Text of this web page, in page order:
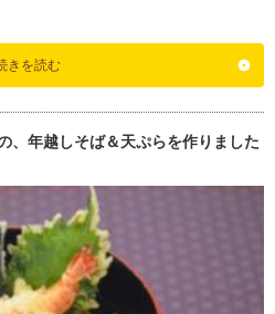
きを読む
年越しそば＆天ぷらを作りました